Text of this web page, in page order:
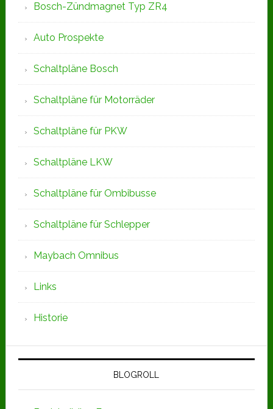
Bosch-Zündmagnet Typ ZR4
Auto Prospekte
Schaltpläne Bosch
Schaltpläne für Motorräder
Schaltpläne für PKW
Schaltpläne LKW
Schaltpläne für Ombibusse
Schaltpläne für Schlepper
Maybach Omnibus
Links
Historie
BLOGROLL